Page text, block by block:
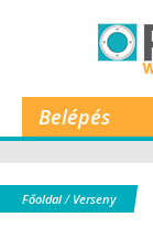
Belépés
Főoldal/ Verseny